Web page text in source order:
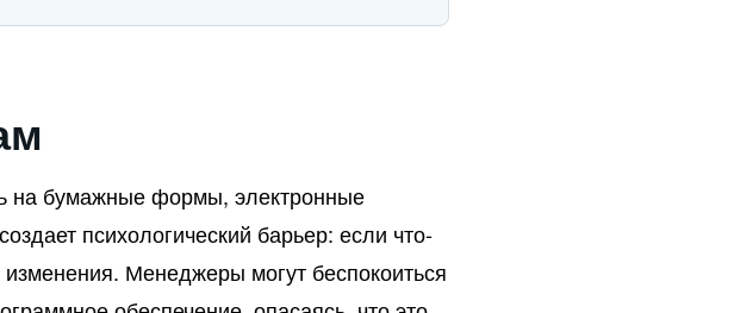
на бумажные формы, электронные
психологический барьер: если что-
Менеджеры могут беспокоиться